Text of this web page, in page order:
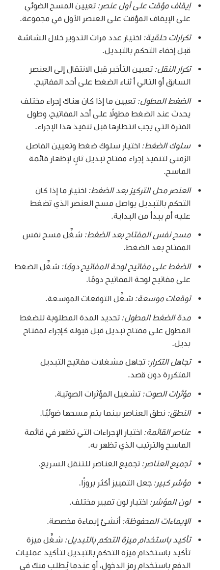
إيقاف مؤقت على أول عنصر: تعيين المسح الضوئي
على الإيقاف المؤقت على العنصر الأول في مجموعة.
تكرارات حلقية: اختيار عدد مرات التدوير خلال الشاشة
قبل إخفاء التحكم بالتبديل.
تكرار النقل: تعيين التأخير قبل الانتقال إلى العنصر
السابق أو التالي أثناء الضغط على أحد المفاتيح.
الضغط المطول: تعيين ما إذا كان هناك إجراء مختلف
يحدث عند الضغط مطولًا على أحد المفاتيح، وطول
الفترة التي يجب انتظارها قبل تنفيذ هذا الإجراء.
سلوك الضغط: اختيار سلوك ضغط وتعيين الفاصل
الزمني لتنفيذ إجراء مفتاح تبديل ثانٍ لإظهار قائمة
الماسح.
العنصر محل التركيز بعد الضغط: اختيار ما إذا كان
التحكم بالتبديل يواصل مسح العنصر الذي تضغط
عليه أم يبدأ من البداية.
مسح نفس المفتاح بعد الضغط: شغِّل مسح نفس
المفتاح بعد الضغط.
الضغط على مفاتيح لوحة المفاتيح دومًا: شغِّل الضغط
على مفاتيح لوحة المفاتيح دومًا.
توقعات موسعة: شغِّل التوقعات الموسعة.
مدة الضغط المطول: تحديد المدة المطلوبة للضغط
المطول على مفتاح تبديل قبل قبوله كإجراء لمفتاح
بديل.
تجاهل التكرار: تجاهل مشغلات مفاتيح التبديل
المتكررة دون قصد.
مؤثرات الصوت: تشغيل المؤثرات الصوتية.
النطق: نطق العناصر بينما يتم مسحها ضوئيًا.
عناصر القائمة: اختيار الإجراءات التي تظهر في قائمة
الماسح والترتيب الذي تظهر به.
تجميع العناصر: تجميع العناصر للتنقل السريع.
مؤشر كبير: جعل التمييز أكثر بروزًا.
لون المؤشر: اختيار لون تمييز مختلف.
الإيماءات المحفوظة: أنشئ إيماءة مخصصة.
تأكيد باستخدام ميزة التحكم بالتبديل: شغِّل ميزة
تأكيد باستخدام ميزة التحكم بالتبديل لتأكيد عمليات
الدفع باستخدام رمز الدخول، أو عندما يُطلب منك في